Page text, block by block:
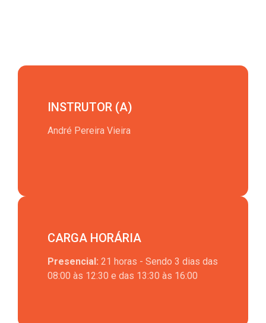
INSTRUTOR (A)
André Pereira Vieira
CARGA HORÁRIA
Presencial: 21 horas - Sendo 3 dias das
08:00 às 12:30 e das 13:30 às 16:00